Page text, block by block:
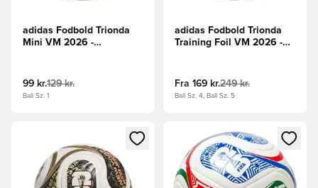
adidas Fodbold Trionda
Mini VM 2026 -
99 kr.129 kr.
Ball Sz. 1
adidas Fodbold Trionda
Training Foil VM 2026 -
Fra 169 kr.249 kr.
Ball Sz. 4, Ball Sz. 5
Åbner en Modal til at logge ind eller tilmelde dig som
Åbner en Modal til at logge